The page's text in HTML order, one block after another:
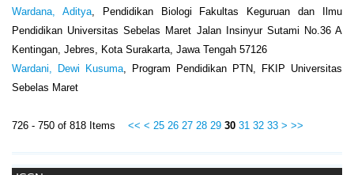
Wardana, Aditya, Pendidikan Biologi Fakultas Keguruan dan Ilmu
Pendidikan Universitas Sebelas Maret Jalan Insinyur Sutami No.36 A
Kentingan, Jebres, Kota Surakarta, Jawa Tengah 57126
Wardani, Dewi Kusuma, Program Pendidikan PTN, FKIP Universitas
Sebelas Maret
726 - 750 of 818 Items << < 25 26 27 28 29 30 31 32 33 > >>